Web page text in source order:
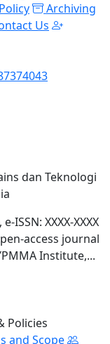
Archiving
Us
dan Teknologi
XXXX-XXXX
access journal
Institute,...
Policies
and Scope